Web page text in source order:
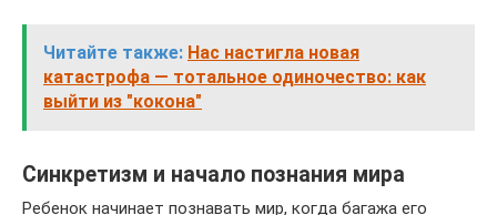
Читайте также: Нас настигла новая
катастрофа — тотальное одиночество: как
выйти из "кокона"
Синкретизм и начало познания мира
Ребенок начинает познавать мир, когда багажа его